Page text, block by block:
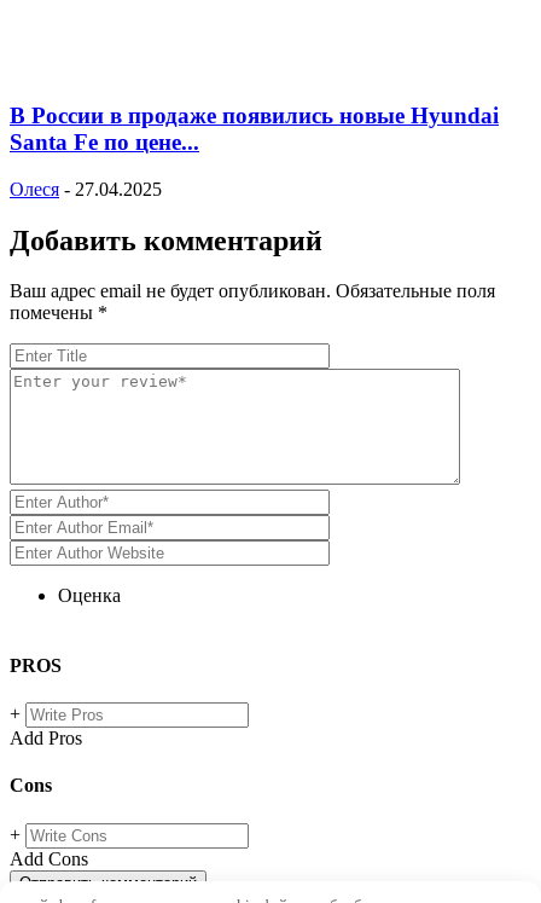
В России в продаже появились новые Hyundai
Santa Fe по цене...
Олеся - 27.04.2025
Добавить комментарий
Ваш адрес email не будет опубликован. Обязательные поля
помечены *
Оценка
PROS
+
Add Pros
Cons
+
Add Cons